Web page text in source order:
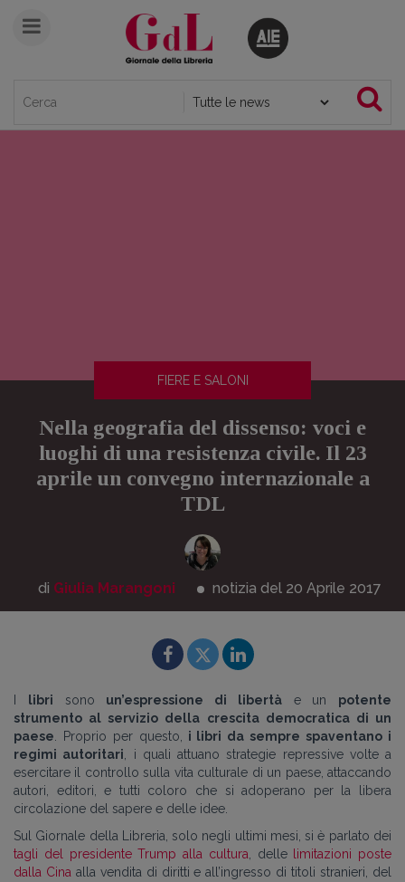
FIERE E SALONI
Nella geografia del dissenso: voci e
luoghi di una resistenza civile. Il 23
aprile un convegno internazionale a
TDL
di Giulia Marangoni notizia del 20 Aprile 2017
libri sono un’espressione di libertàe un potente
strumento al servizio della crescita democratica di un
paese . Proprio per questo,
i libri da sempre spaventano i
regimi autoritari , i quali attuano strategie repressive volte a
esercitare il controllo sulla vita culturale di un paese, attaccando
autori, editori, e tutti coloro che si adoperano per la libera
circolazione del sapere e delle idee.
Sul Giornale della Libreria, solo negli ultimi mesi, si è parlato dei
tagli del presidente Trump alla cultura , delle
limitazioni poste
dalla Cina alla vendita di diritti e all’ingresso di titoli stranieri, del